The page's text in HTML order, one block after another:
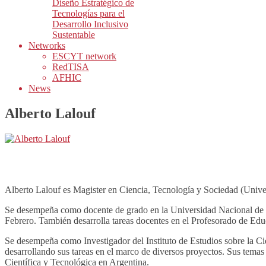
Diseño Estratégico de
Tecnologías para el
Desarrollo Inclusivo
Sustentable
Networks
ESCYT network
RedTISA
AFHIC
News
Alberto Lalouf
Alberto Lalouf es Magister en Ciencia, Tecnología y Sociedad
Se desempeña como docente de grado en la Universidad Nacional
Febrero. También desarrolla tareas docentes en el Profesorado de
Se desempeña como Investigador del Instituto de Estudios sobre la
desarrollando sus tareas en el marco de diversos proyectos. Sus
Científica y Tecnológica en Argentina.